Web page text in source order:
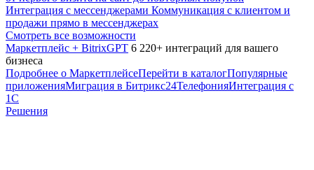
Интеграция с мессенджерами Коммуникация с клиентом и
продажи прямо в мессенджерах
Смотреть все возможности
Маркетплейс + BitrixGPT 6 220+ интеграций для вашего
бизнеса
Подробнее о МаркетплейсеПерейти в каталогПопулярные
приложенияМиграция в Битрикс24ТелефонияИнтеграция с
1С
Решения